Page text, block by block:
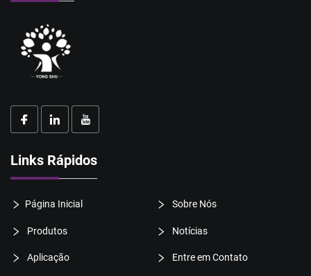
Links Rápidos
Página Inicial Sobre Nós
Produtos Notícias
Aplicação Entre em Contato